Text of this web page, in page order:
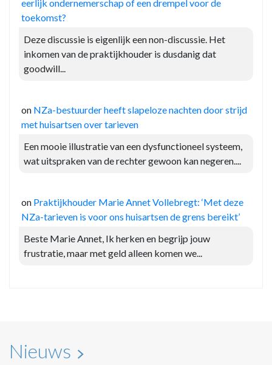
eerlijk ondernemerschap of een drempel voor de
toekomst?
Deze discussie is eigenlijk een non-discussie. Het
inkomen van de praktijkhouder is dusdanig dat
goodwill...
on NZa-bestuurder heeft slapeloze nachten door strijd
met huisartsen over tarieven
Een mooie illustratie van een dysfunctioneel systeem,
wat uitspraken van de rechter gewoon kan negeren....
on Praktijkhouder Marie Annet Vollebregt: ‘Met deze
NZa-tarieven is voor ons huisartsen de grens bereikt’
Beste Marie Annet, Ik herken en begrijp jouw
frustratie, maar met geld alleen komen we...
Nieuws